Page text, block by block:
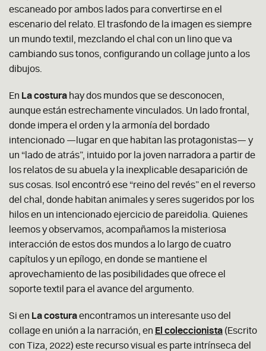
escaneado por ambos lados para convertirse en el
escenario del relato. El trasfondo de la imagen es siempre
un mundo textil, mezclando el chal con un lino que va
cambiando sus tonos, configurando un collage junto a los
dibujos.
En La costura hay dos mundos que se desconocen,
aunque están estrechamente vinculados. Un lado frontal,
donde impera el orden y la armonía del bordado
intencionado —lugar en que habitan las protagonistas— y
un “lado de atrás”, intuido por la joven narradora a partir de
los relatos de su abuela y la inexplicable desaparición de
sus cosas. Isol encontró ese “reino del revés” en el reverso
del chal, donde habitan animales y seres sugeridos por los
hilos en un intencionado ejercicio de pareidolia. Quienes
leemos y observamos, acompañamos la misteriosa
interacción de estos dos mundos a lo largo de cuatro
capítulos y un epílogo, en donde se mantiene el
aprovechamiento de las posibilidades que ofrece el
soporte textil para el avance del argumento.
Si en La costuraencontramos un interesante uso del
collage en unión a la narración, en El coleccionista (Escrito
con Tiza, 2022) este recurso visual es parte intrínseca del